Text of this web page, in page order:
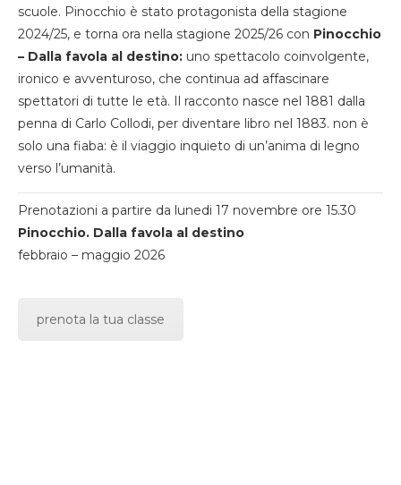
scuole. Pinocchio è stato protagonista della stagione
2024/25, e torna ora nella stagione 2025/26 con Pinocchio
– Dalla favola al destino: uno spettacolo coinvolgente,
ironico e avventuroso, che continua ad affascinare
spettatori di tutte le età. Il racconto nasce nel 1881 dalla
penna di Carlo Collodi, per diventare libro nel 1883. non è
solo una fiaba: è il viaggio inquieto di un’anima di legno
verso l’umanità.
Prenotazioni a partire da lunedi 17 novembre ore 15.30
Pinocchio. Dalla favola al destino
febbraio – maggio 2026
prenota la tua classe